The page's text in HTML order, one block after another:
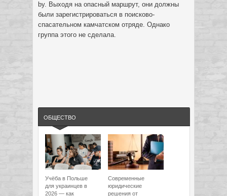
by. Выходя на опасный маршрут, они должны
были зарегистрироваться в поисково-
спасательном камчатском отряде. Однако
группа этого не сделала.
ОБЩЕСТВО
Учёба в Польше
для украинцев в
2026 — как
Современные
юридические
решения от